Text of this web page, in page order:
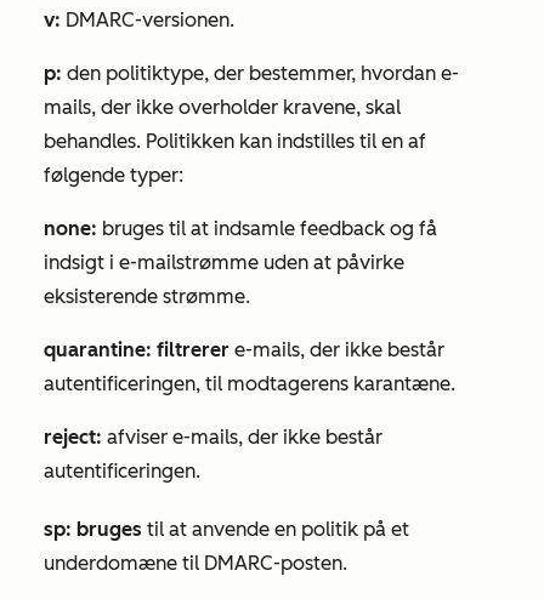
v: DMARC-versionen.
p: den politiktype, der bestemmer, hvordan e-
mails, der ikke overholder kravene, skal
behandles. Politikken kan indstilles til en af
følgende typer:
none: bruges til at indsamle feedback og få
indsigt i e-mailstrømme uden at påvirke
eksisterende strømme.
quarantine: filtrerer e-mails, der ikke består
autentificeringen, til modtagerens karantæne.
reject: afviser e-mails, der ikke består
autentificeringen.
sp: bruges til at anvende en politik på et
underdomæne til DMARC-posten.